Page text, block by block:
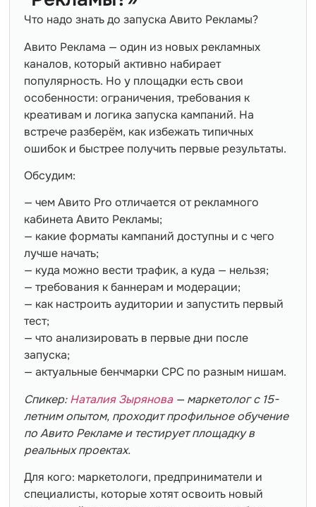
Что надо знать до запуска Авито Рекламы?
Авито Реклама — один из новых рекламных
каналов, который активно набирает
популярность. Но у площадки есть свои
особенности: ограничения, требования к
креативам и логика запуска кампаний. На
встрече разберём, как избежать типичных
ошибок и быстрее получить первые результаты.
Обсудим:
— чем Авито Pro отличается от рекламного
кабинета Авито Рекламы;
— какие форматы кампаний доступны и с чего
лучше начать;
— куда можно вести трафик, а куда — нельзя;
— требования к баннерам и модерации;
— как настроить аудитории и запустить первый
тест;
— что анализировать в первые дни после
запуска;
— актуальные бенчмарки CPC по разным нишам.
Спикер:Наталия Зырянова— маркетолог с 15-
летним опытом, проходит профильное обучение
по Авито Рекламе и тестирует площадку в
реальных проектах.
Для кого: маркетологи, предприниматели и
специалисты, которые хотят освоить новый